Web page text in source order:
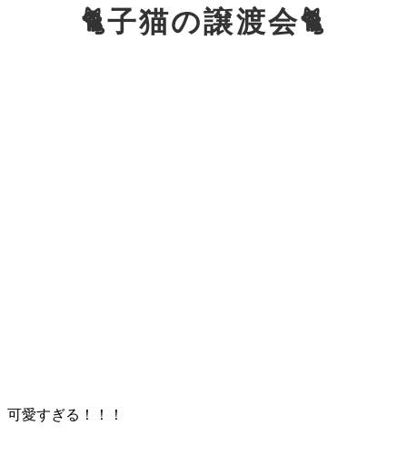
🐈子猫の譲渡会🐈
可愛すぎる！！！